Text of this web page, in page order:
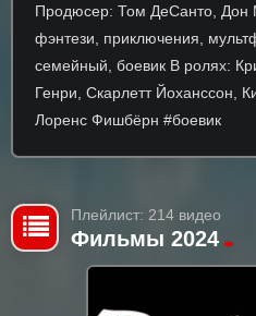
Продюсер: Том ДеСанто,
фэнтези, приключения,
семейный, боевик В ролях:
Генри, Скарлетт Йоханссон,
Лоренс Фишбёрн #боевик
Плейлист: 214 видео
Фильмы 2024